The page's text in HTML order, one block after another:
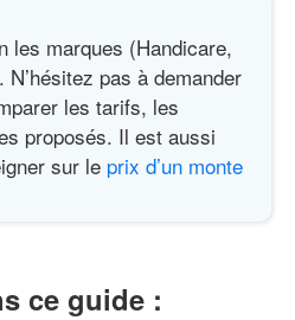
les marques (Handicare,
pas à demander
les tarifs, les
proposés. Il est aussi
sur le prix d’un monte
ce guide :